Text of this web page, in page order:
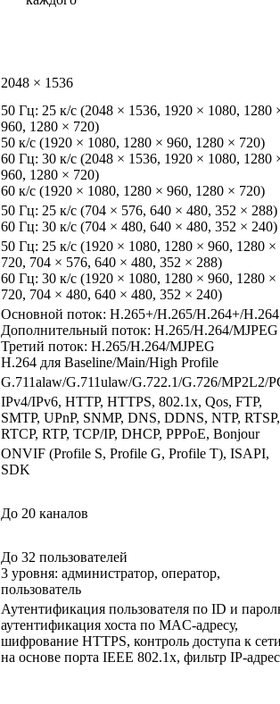
2048 × 1536
50 Гц: 25 к/с (2048 × 1536, 1920 × 1080, 1280
960, 1280 × 720)
50 к/с (1920 × 1080, 1280 × 960, 1280 × 720)
60 Гц: 30 к/с (2048 × 1536, 1920 × 1080, 1280
960, 1280 × 720)
60 к/с (1920 × 1080, 1280 × 960, 1280 × 720)
50 Гц: 25 к/с (704 × 576, 640 × 480, 352 × 288)
60 Гц: 30 к/с (704 × 480, 640 × 480, 352 × 240)
50 Гц: 25 к/с (1920 × 1080, 1280 × 960, 1280 ×
720, 704 × 576, 640 × 480, 352 × 288)
60 Гц: 30 к/с (1920 × 1080, 1280 × 960, 1280 ×
720, 704 × 480, 640 × 480, 352 × 240)
Основной поток: H.265+/H.265/H.264+/H.264
Дополнительный поток: H.265/H.264/MJPEG
Третий поток: H.265/H.264/MJPEG
H.264 для Baseline/Main/High Profile
G.711alaw/G.711ulaw/G.722.1/G.726/MP2L2/
IPv4/IPv6, HTTP, HTTPS, 802.1x, Qos, FTP,
SMTP, UPnP, SNMP, DNS, DDNS, NTP, RTSP,
RTCP, RTP, TCP/IP, DHCP, PPPoE, Bonjour
ONVIF (Profile S, Profile G, Profile T), ISAPI,
SDK
До 20 каналов
До 32 пользователей
3 уровня: администратор, оператор,
пользователь
Аутентификация пользователя по ID и
аутентификация хоста по MAC-адресу,
шифрование HTTPS, контроль доступа к
на основе порта IEEE 802.1x, фильтр IP-